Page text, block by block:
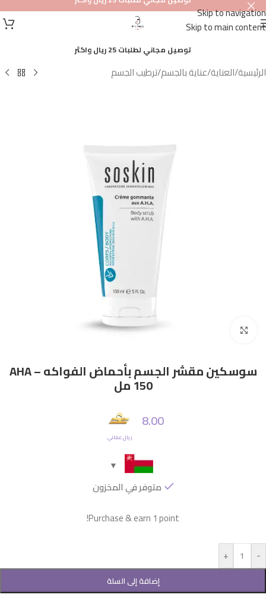
Skip to navigation
Skip to main content
توصيل مجاني لطلبات 25 ريال واكثر
الرئيسية/العناية/عناية بالجسم/ترطيب الجسم
سوسكين مقشر الجسم بأحماض الفواكه AHA –
150 مل
8.00
ريال عماني
متوفر في المخزون
Purchase & earn 1 point!
-
+
إضافة إلى السلة